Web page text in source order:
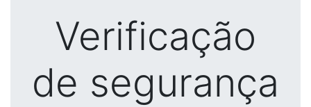
Verificação
de segurança